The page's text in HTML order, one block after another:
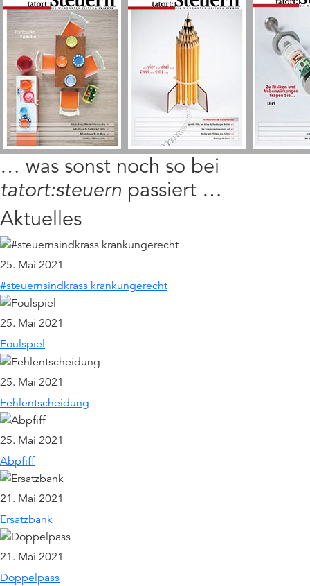
… was sonst noch so bei
tatort:steuern passiert …
Aktuelles
25. Mai 2021
#steuernsindkrass krankungerecht
25. Mai 2021
Foulspiel
25. Mai 2021
Fehlentscheidung
25. Mai 2021
Abpfiff
21. Mai 2021
Ersatzbank
21. Mai 2021
Doppelpass